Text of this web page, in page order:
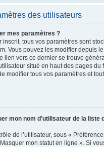
des utilisateurs
mes paramètres ?
inscrit, tous vos paramètres sont
Vous pouvez les modifier depuis
lien vers ce dernier se trouve
situé en haut des pages du
modifier tous vos paramètres et
mon nom d’utilisateur de la liste
de l’utilisateur, sous «
mon statut en ligne ». Si